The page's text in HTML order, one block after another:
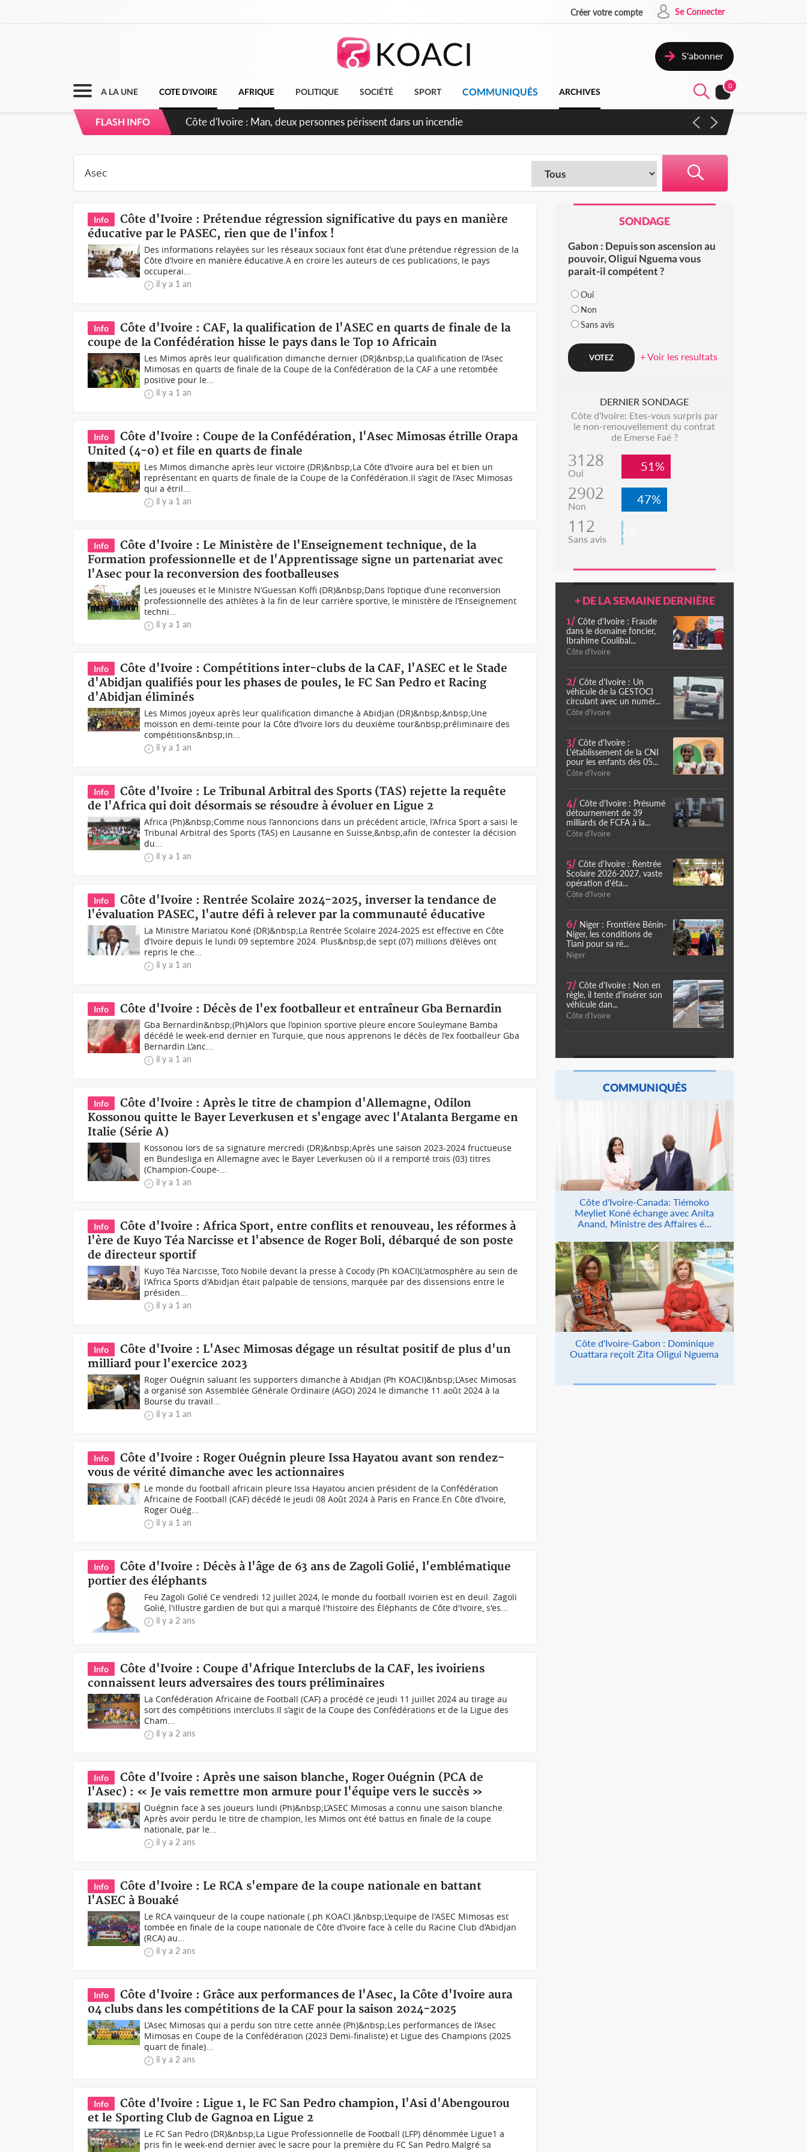
Créer votre compte Se Connecter
S'abonner
A LA UNE COTE D'IVOIRE AFRIQUE POLITIQUE SOCIÉTÉ SPORT COMMUNIQUÉS ARCHIVES
0
FLASH INFO
Côte d'Ivoire : Séileu, la célébration de la fête nationale transformée en vaste campagne contre les produits
Info
Côte d'Ivoire : Prétendue régression significative du pays en manière
éducative par le PASEC, rien que de l'infox !
Des informations relayées sur les réseaux sociaux font état d’une prétendue régression de la
Côte d’Ivoire en manière éducative.A en croire les auteurs de ces publications, le pays
occuperai...
il y a 1 an
Info
Côte d'Ivoire : CAF, la qualification de l'ASEC en quarts de finale de la
coupe de la Confédération hisse le pays dans le Top 10 Africain
Les Mimos après leur qualification dimanche dernier (DR)&nbsp;La qualification de l’Asec
Mimosas en quarts de finale de la Coupe de la Confédération de la CAF a une retombée
positive pour le...
il y a 1 an
Info
Côte d'Ivoire : Coupe de la Confédération, l'Asec Mimosas étrille Orapa
United (4-0) et file en quarts de finale
Les Mimos dimanche après leur victoire (DR)&nbsp;La Côte d’Ivoire aura bel et bien un
représentant en quarts de finale de la Coupe de la Confédération.Il s’agit de l’Asec Mimosas
qui a étril...
il y a 1 an
Info
Côte d'Ivoire : Le Ministère de l'Enseignement technique, de la
Formation professionnelle et de l'Apprentissage signe un partenariat avec
l'Asec pour la reconversion des footballeuses
Les joueuses et le Ministre N’Guessan Koffi (DR)&nbsp;Dans l’optique d’une reconversion
professionnelle des athlètes à la fin de leur carrière sportive, le ministère de l’Enseignement
techni...
il y a 1 an
Info
Côte d'Ivoire : Compétitions inter-clubs de la CAF, l'ASEC et le Stade
d'Abidjan qualifiés pour les phases de poules, le FC San Pedro et Racing
d'Abidjan éliminés
Les Mimos joyeux après leur qualification dimanche à Abidjan (DR)&nbsp;&nbsp;Une
moisson en demi-teinte pour la Côte d’Ivoire lors du deuxième tour&nbsp;préliminaire des
compétitions&nbsp;in...
il y a 1 an
Info
Côte d'Ivoire : Le Tribunal Arbitral des Sports (TAS) rejette la requête
de l'Africa qui doit désormais se résoudre à évoluer en Ligue 2
Africa (Ph)&nbsp;Comme nous l’annoncions dans un précédent article, l’Africa Sport a saisi le
Tribunal Arbitral des Sports (TAS) en Lausanne en Suisse,&nbsp;afin de contester la décision
du...
il y a 1 an
Info
Côte d'Ivoire : Rentrée Scolaire 2024-2025, inverser la tendance de
l'évaluation PASEC, l'autre défi à relever par la communauté éducative
La Ministre Mariatou Koné (DR)&nbsp;La Rentrée Scolaire 2024-2025 est effective en Côte
d’Ivoire depuis le lundi 09 septembre 2024. Plus&nbsp;de sept (07) millions d’élèves ont
repris le che...
il y a 1 an
Info Côte d'Ivoire : Décès de l'ex footballeur et entraîneur Gba Bernardin
Gba Bernardin&nbsp;(Ph)Alors que l’opinion sportive pleure encore Souleymane Bamba
décédé le week-end dernier en Turquie, que nous apprenons le décès de l’ex footballeur Gba
Bernardin.L’anc...
il y a 1 an
Info
Côte d'Ivoire : Après le titre de champion d'Allemagne, Odilon
Kossonou quitte le Bayer Leverkusen et s'engage avec l'Atalanta Bergame en
Italie (Série A)
Kossonou lors de sa signature mercredi (DR)&nbsp;Après une saison 2023-2024 fructueuse
en Bundesliga en Allemagne avec le Bayer Leverkusen où il a remporté trois (03) titres
(Champion-Coupe-...
il y a 1 an
Info
Côte d'Ivoire : Africa Sport, entre conflits et renouveau, les réformes à
l'ère de Kuyo Téa Narcisse et l'absence de Roger Boli, débarqué de son poste
de directeur sportif
Kuyo Téa Narcisse, Toto Nobile devant la presse à Cocody (Ph KOACI)L'atmosphère au sein de
l'Africa Sports d'Abidjan était palpable de tensions, marquée par des dissensions entre le
présiden...
il y a 1 an
Info
Côte d'Ivoire : L'Asec Mimosas dégage un résultat positif de plus d'un
milliard pour l'exercice 2023
Roger Ouégnin saluant les supporters dimanche à Abidjan (Ph KOACI)&nbsp;L’Asec Mimosas
a organisé son Assemblée Générale Ordinaire (AGO) 2024 le dimanche 11 août 2024 à la
Bourse du travail...
il y a 1 an
Info
Côte d'Ivoire : Roger Ouégnin pleure Issa Hayatou avant son rendez-
vous de vérité dimanche avec les actionnaires
Le monde du football africain pleure Issa Hayatou ancien président de la Confédération
Africaine de Football (CAF) décédé le jeudi 08 Août 2024 à Paris en France.En Côte d’Ivoire,
Roger Ouég...
il y a 1 an
Info
Côte d'Ivoire : Décès à l'âge de 63 ans de Zagoli Golié, l'emblématique
portier des éléphants
Feu Zagoli Golié Ce vendredi 12 juillet 2024, le monde du football ivoirien est en deuil. Zagoli
Golié, l'illustre gardien de but qui a marqué l'histoire des Éléphants de Côte d'Ivoire, s'es...
il y a 2 ans
Info
Côte d'Ivoire : Coupe d'Afrique Interclubs de la CAF, les ivoiriens
connaissent leurs adversaires des tours préliminaires
La Confédération Africaine de Football (CAF) a procédé ce jeudi 11 juillet 2024 au tirage au
sort des compétitions interclubs.Il s’agit de la Coupe des Confédérations et de la Ligue des
Cham...
il y a 2 ans
Info
Côte d'Ivoire : Après une saison blanche, Roger Ouégnin (PCA de
l'Asec) : « Je vais remettre mon armure pour l'équipe vers le succès »
Ouégnin face à ses joueurs lundi (Ph)&nbsp;L’ASEC Mimosas a connu une saison blanche.
Après avoir perdu le titre de champion, les Mimos ont été battus en finale de la coupe
nationale, par le...
il y a 2 ans
Info
Côte d'Ivoire : Le RCA s'empare de la coupe nationale en battant
l'ASEC à Bouaké
Le RCA vainqueur de la coupe nationale (.ph KOACI.)&nbsp;L’equipe de l'ASEC Mimosas est
tombée en finale de la coupe nationale de Côte d’Ivoire face à celle du Racine Club d’Abidjan
(RCA) au...
il y a 2 ans
Info
Côte d'Ivoire : Grâce aux performances de l'Asec, la Côte d'Ivoire aura
04 clubs dans les compétitions de la CAF pour la saison 2024-2025
L’Asec Mimosas qui a perdu son titre cette année (Ph)&nbsp;Les performances de l’Asec
Mimosas en Coupe de la Confédération (2023 Demi-finaliste) et Ligue des Champions (2025
quart de finale)...
il y a 2 ans
Info
Côte d'Ivoire : Ligue 1, le FC San Pedro champion, l'Asi d'Abengourou
et le Sporting Club de Gagnoa en Ligue 2
Le FC San Pedro (DR)&nbsp;La Ligue Professionnelle de Football (LFP) dénommée Ligue1 a
pris fin le week-end dernier avec le sacre pour la première du FC San Pedro.Malgré sa
SONDAGE
Gabon : Depuis son ascension au
pouvoir, Oligui Nguema vous
parait-il compétent ?
Oui
Non
Sans avis
+ Voir les resultats
DERNIER SONDAGE
Côte d'Ivoire: Etes-vous surpris par
le non-renouvellement du contrat
de Emerse Faé ?
3128
Oui 51%
2902
Non 47%
112
Sans avis 2%
+ DE LA SEMAINE DERNIÈRE
1/ Côte d'Ivoire : Fraude
dans le domaine foncier,
Ibrahime Coulibal...
Côte d'Ivoire
2/ Côte d'Ivoire : Un
véhicule de la GESTOCI
circulant avec un numér...
Côte d'Ivoire
3/ Côte d'Ivoire :
L'établissement de la CNI
pour les enfants dès 05...
Côte d'Ivoire
4/ Côte d'Ivoire : Présumé
détournement de 39
milliards de FCFA à la...
Côte d'Ivoire
5/ Côte d'Ivoire : Rentrée
Scolaire 2026-2027, vaste
opération d'éta...
Côte d'Ivoire
6/ Niger : Frontière Bénin-
Niger, les conditions de
Tiani pour sa ré...
Niger
7/ Côte d'Ivoire : Non en
règle, il tente d'insérer son
véhicule dan...
Côte d'Ivoire
COMMUNIQUÉS
Côte d'Ivoire-Canada: Tiémoko
Meyliet Koné échange avec Anita
Anand, Ministre des Affaires é...
Côte d'Ivoire-Gabon : Dominique
Ouattara reçoit Zita Oligui Nguema